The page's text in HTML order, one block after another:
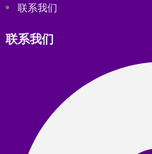
联系我们
联系我们